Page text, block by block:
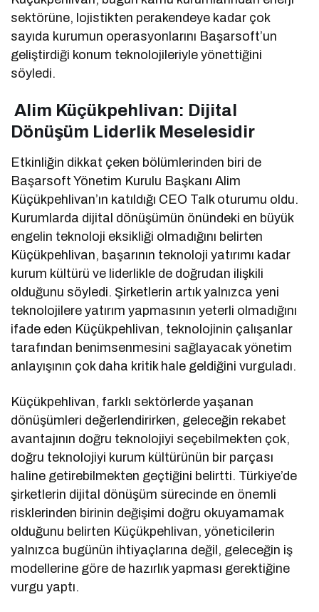
sektörüne, lojistikten perakendeye kadar çok
sayıda kurumun operasyonlarını Başarsoft’un
geliştirdiği konum teknolojileriyle yönettiğini
söyledi.
Alim Küçükpehlivan: Dijital
Dönüşüm Liderlik Meselesidir
Etkinliğin dikkat çeken bölümlerinden biri de
Başarsoft Yönetim Kurulu Başkanı Alim
Küçükpehlivan’ın katıldığı CEO Talk oturumu oldu.
Kurumlarda dijital dönüşümün önündeki en büyük
engelin teknoloji eksikliği olmadığını belirten
Küçükpehlivan, başarının teknoloji yatırımı kadar
kurum kültürü ve liderlikle de doğrudan ilişkili
olduğunu söyledi. Şirketlerin artık yalnızca yeni
teknolojilere yatırım yapmasının yeterli olmadığını
ifade eden Küçükpehlivan, teknolojinin çalışanlar
tarafından benimsenmesini sağlayacak yönetim
anlayışının çok daha kritik hale geldiğini vurguladı.
Küçükpehlivan, farklı sektörlerde yaşanan
dönüşümleri değerlendirirken, geleceğin rekabet
avantajının doğru teknolojiyi seçebilmekten çok,
doğru teknolojiyi kurum kültürünün bir parçası
haline getirebilmekten geçtiğini belirtti. Türkiye’de
şirketlerin dijital dönüşüm sürecinde en önemli
risklerinden birinin değişimi doğru okuyamamak
olduğunu belirten Küçükpehlivan, yöneticilerin
yalnızca bugünün ihtiyaçlarına değil, geleceğin iş
modellerine göre de hazırlık yapması gerektiğine
vurgu yaptı.